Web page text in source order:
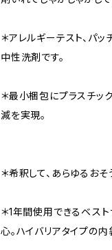
＊アレルギーテスト、パッ
中性洗剤です。
＊最小梱包にプラスチッ
減を実現。
＊希釈して、あらゆるおそ
＊1年間使用できるベス
心。ハイバリアタイプの内